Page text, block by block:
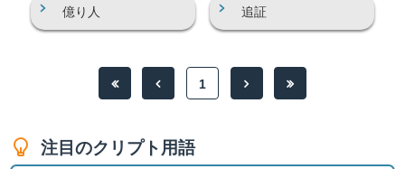
億り人 追証
1
注目のクリプト用語